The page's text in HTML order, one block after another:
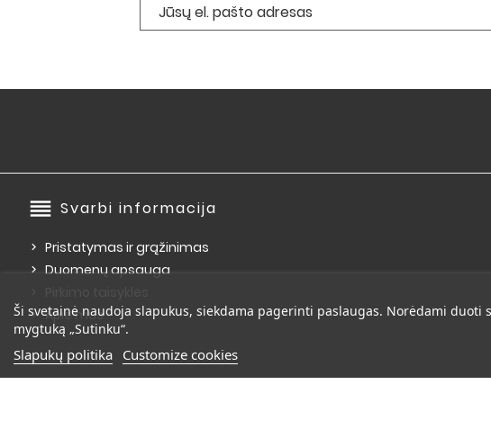
reorder Svarbi informacija
Pristatymas ir grąžinimas
Duomenų apsauga
Apie mus
Ši svetainė naudoja slapukus, siekdama pagerinti paslaugas. Norėdami duoti
mygtuką „Sutinku“.
Slapukų politika Customize cookies